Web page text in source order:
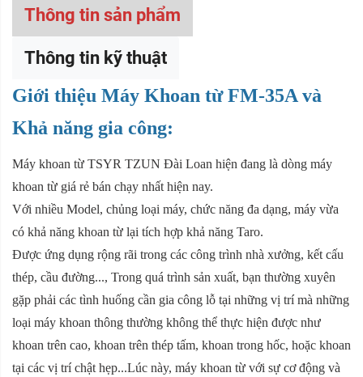
Thông tin sản phẩm
Thông tin kỹ thuật
Giới thiệu Máy Khoan từ FM-35A và
Khả năng gia công:
Máy khoan từ TSYR TZUN Đài Loan hiện đang là dòng máy
khoan từ giá rẻ bán chạy nhất hiện nay.
Với nhiều Model, chủng loại máy, chức năng đa dạng, máy vừa
có khả năng khoan từ lại tích hợp khả năng Taro.
Được ứng dụng rộng rãi trong các công trình nhà xưởng, kết cấu
thép, cầu đường..., Trong quá trình sản xuất, bạn thường xuyên
gặp phải các tình huống cần gia công lỗ tại những vị trí mà những
loại máy khoan thông thường không thể thực hiện được như
khoan trên cao, khoan trên thép tấm, khoan trong hốc, hoặc khoan
tại các vị trí chật hẹp...Lúc này, máy khoan từ với sự cơ động và